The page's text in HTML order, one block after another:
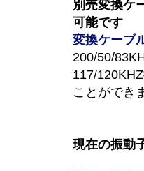
別売変換ケ
可能です
変換ケーブ
200/50/
117/
ことができ
現在の振動